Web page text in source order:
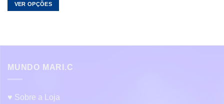
VER OPÇÕES
várias
As
ser
MUNDO MARI.C
♥ Sobre a Loja